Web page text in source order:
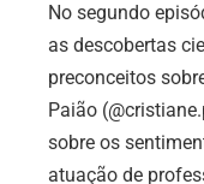
No segundo
as descobertas
preconceitos
Paião
sobre os
atuação de